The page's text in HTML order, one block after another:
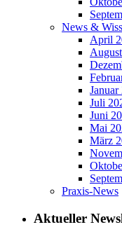
News &
April
Januar
Juli
Juni
Mai
März
Praxis-News
Aktueller